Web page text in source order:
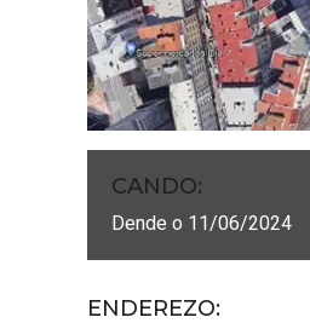
CANDO:
Dende o 11/06/2024
ENDEREZO: